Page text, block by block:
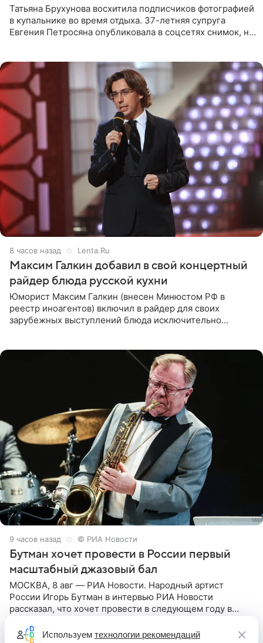
Татьяна Брухунова восхитила подписчиков фотографией
в купальнике во время отдыха. 37-летняя супруга
Евгения Петросяна опубликовала в соцсетях снимок, на
8 часов назад Lenta.Ru
Максим Галкин добавил в свой концертный
райдер блюда русской кухни
Юморист Максим Галкин (внесен Минюстом РФ в
реестр иноагентов) включил в райдер для своих
зарубежных выступлений блюда исключительно
9 часов назад © РИА Новости
Бутман хочет провести в России первый
масштабный джазовый бал
МОСКВА, 8 авг — РИА Новости. Народный артист
России Игорь Бутман в интервью РИА Новости
рассказал, что хочет провести в следующем году в
который объединит джаз,
Используем технологии рекомендаций